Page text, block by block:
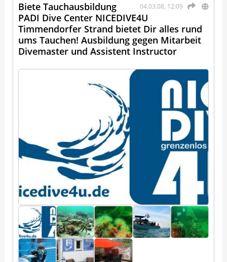
04.03.08, 12:09
Biete Tauchausbildung
PADI Dive Center NICEDIVE4U
Timmendorfer Strand bietet Dir alles rund
ums Tauchen! Ausbildung gegen Mitarbeit
Divemaster und Assistent Instructor